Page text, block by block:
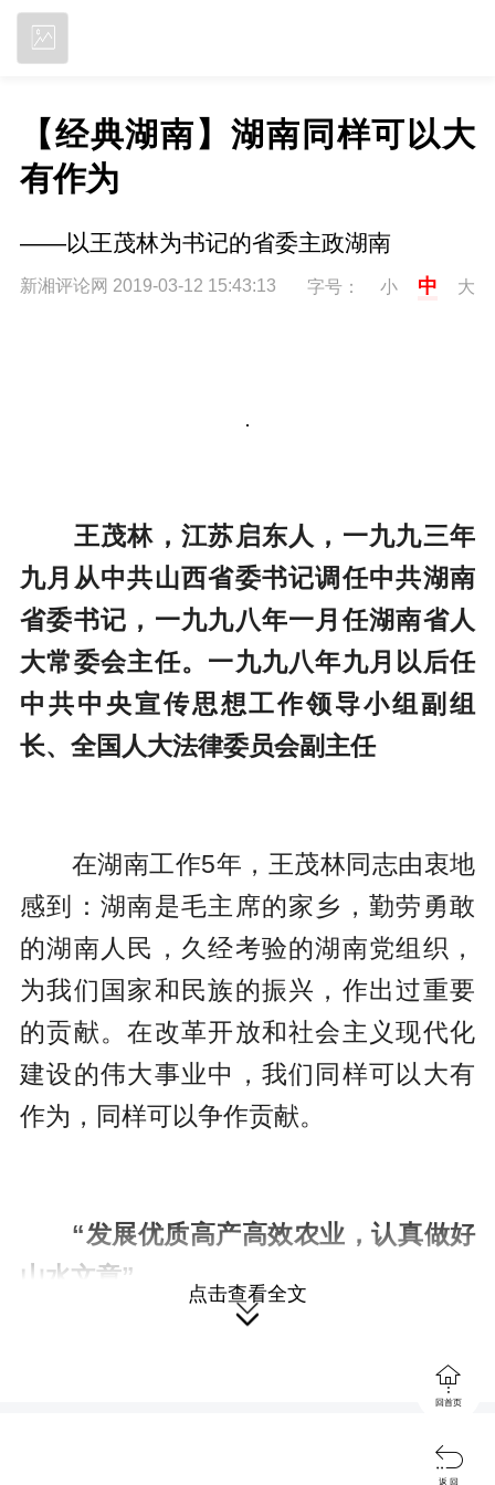
【经典湖南】湖南同样可以大
有作为
——以王茂林为书记的省委主政湖南
新湘评论网 2019-03-12 15:43:13 字号： 小 中 大
王茂林，江苏启东人，一九九三年
九月从中共山西省委书记调任中共湖南
省委书记，一九九八年一月任湖南省人
大常委会主任。一九九八年九月以后任
中共中央宣传思想工作领导小组副组
长、全国人大法律委员会副主任
在湖南工作5年，王茂林同志由衷地
感到：湖南是毛主席的家乡，勤劳勇敢
的湖南人民，久经考验的湖南党组织，
为我们国家和民族的振兴，作出过重要
的贡献。在改革开放和社会主义现代化
建设的伟大事业中，我们同样可以大有
作为，同样可以争作贡献。
“发展优质高产高效农业，认真做好
山水文章”
湖南是农业大省，“湖广熟，天下
居全国第一，生猪产量居全国第二，可
点击查看全文


回首页

返 回